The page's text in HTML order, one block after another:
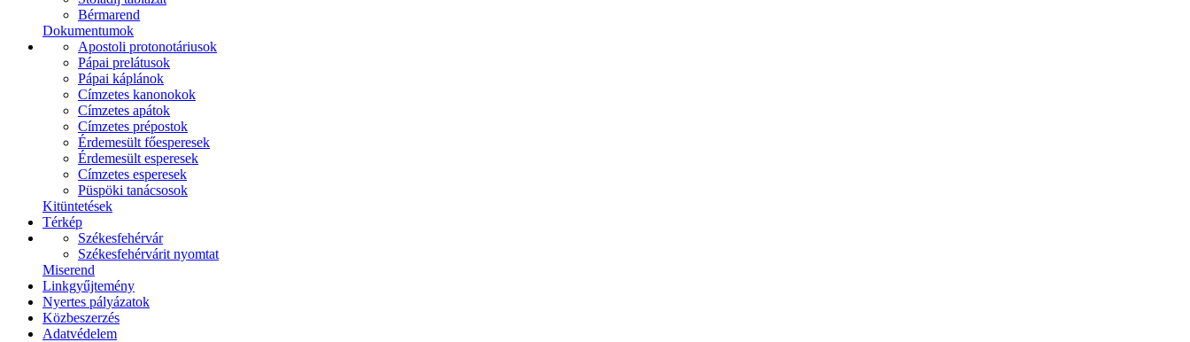
Bérmarend
Dokumentumok
Apostoli protonotáriusok
Pápai prelátusok
Pápai káplánok
Címzetes kanonokok
Címzetes apátok
Címzetes prépostok
Érdemesült főesperesek
Érdemesült esperesek
Címzetes esperesek
Püspöki tanácsosok
Kitüntetések
Térkép
Székesfehérvár
Székesfehérvárit nyomtat
Miserend
Linkgyűjtemény
Nyertes pályázatok
Közbeszerzés
Adatvédelem